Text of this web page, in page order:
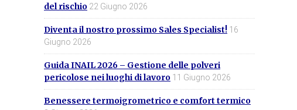
del rischio 22 Giugno 2026
Diventa il nostro prossimo Sales Specialist! 16
Giugno 2026
Guida INAIL 2026 – Gestione delle polveri
pericolose nei luoghi di lavoro 11 Giugno 2026
Benessere termoigrometrico e comfort termico